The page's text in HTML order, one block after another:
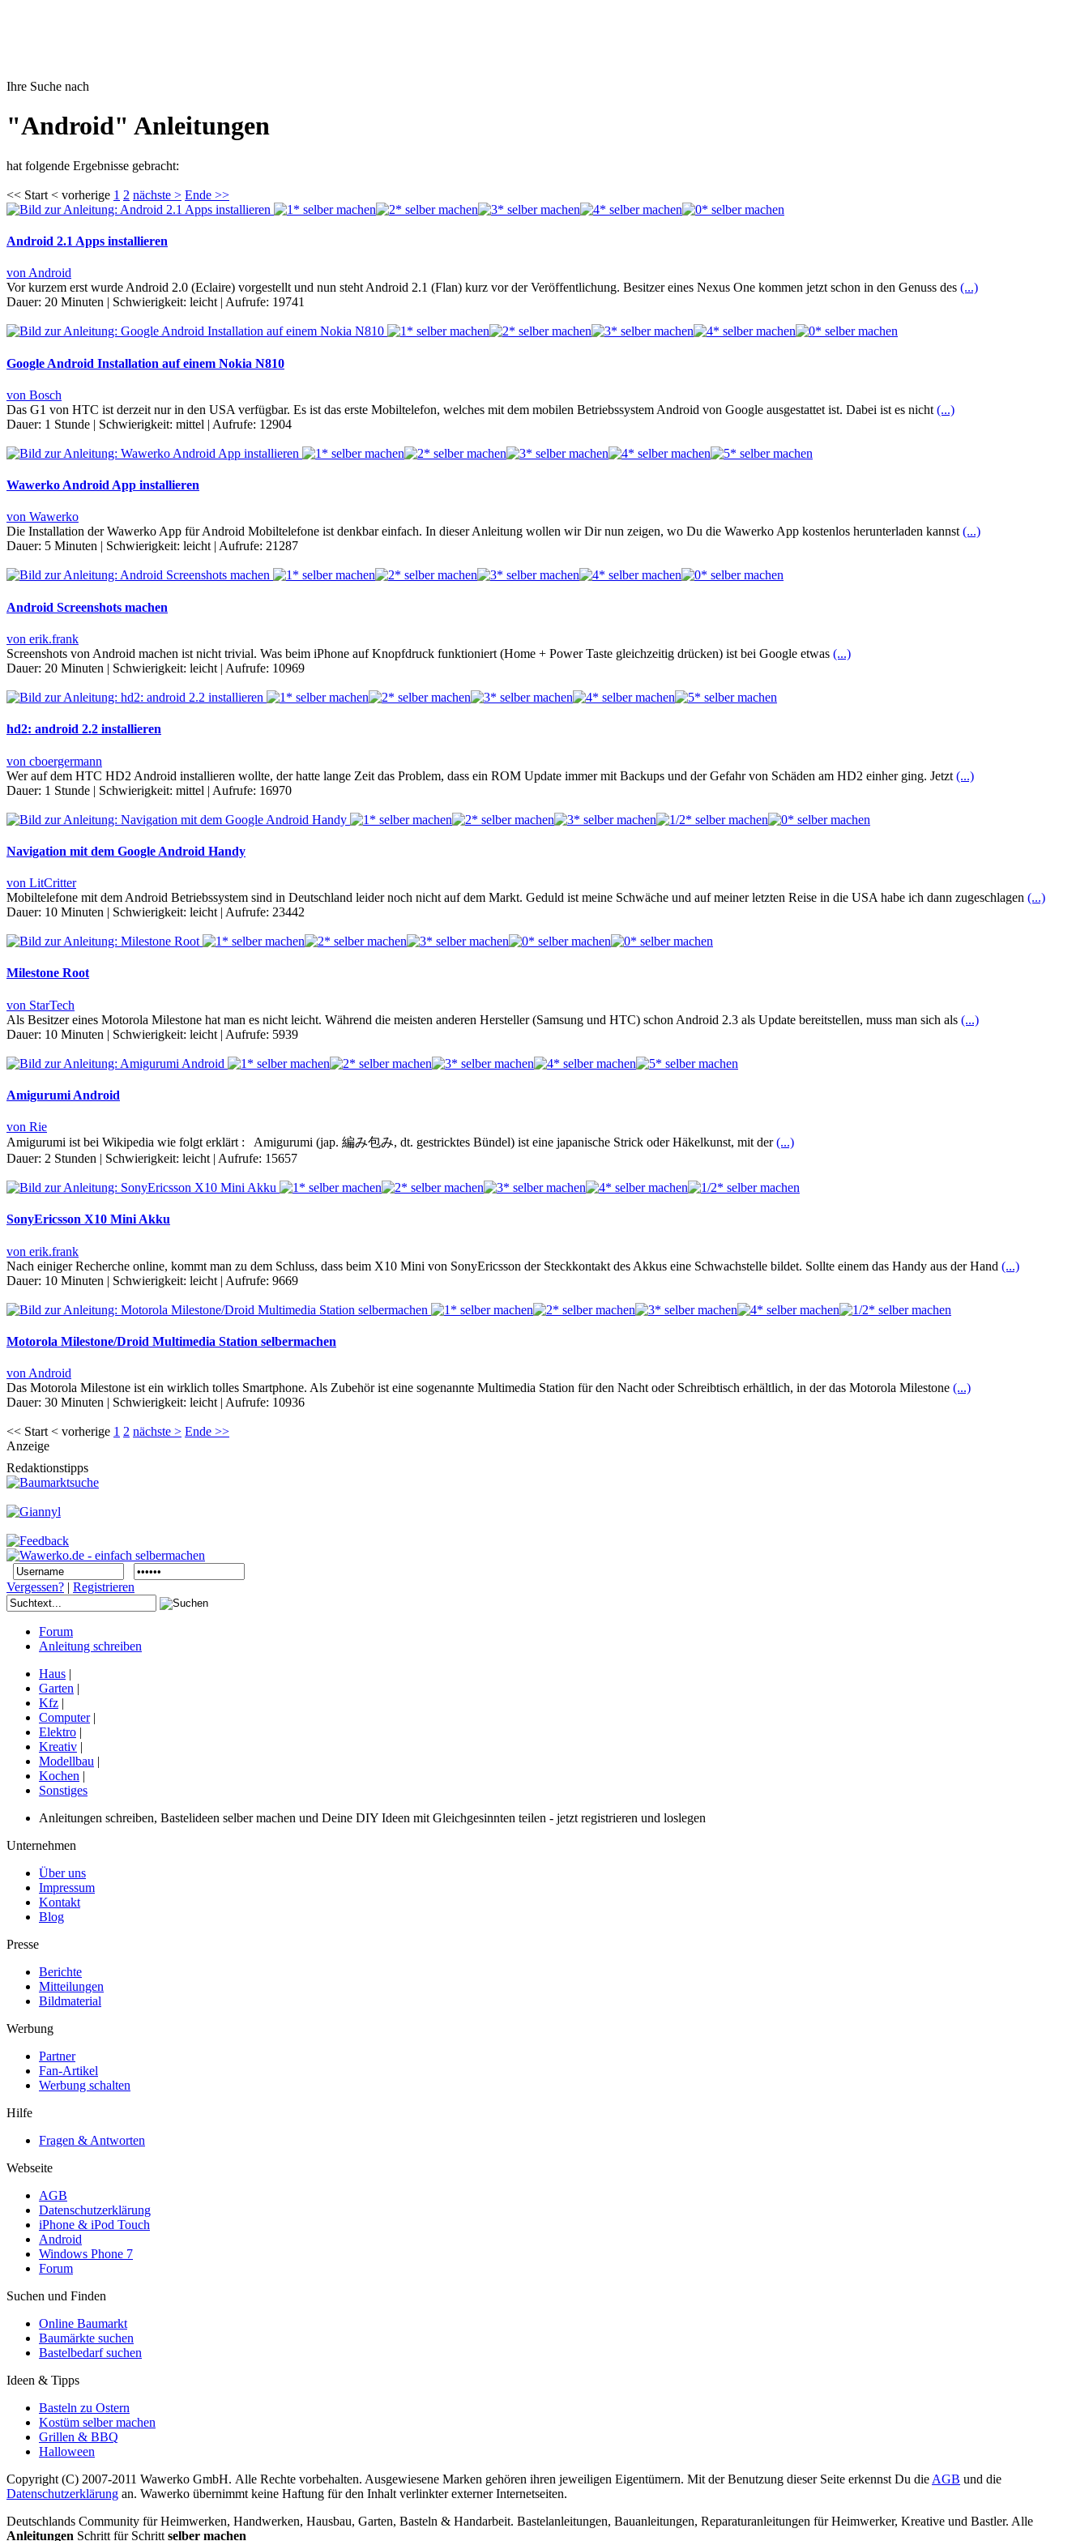
Ihre Suche nach
"Android" Anleitungen
hat folgende Ergebnisse gebracht:
<< Start < vorherige 1 2 nächste > Ende >>
Android 2.1 Apps installieren
von Android
Vor kurzem erst wurde Android 2.0 (Eclaire) vorgestellt und nun steht Android 2.1 (Flan) kurz vor der Veröffentlichung. Besitzer eines Nexus One kommen jetzt schon in den Genuss des (...)
Dauer: 20 Minuten | Schwierigkeit: leicht | Aufrufe: 19741
Google Android Installation auf einem Nokia N810
von Bosch
Das G1 von HTC ist derzeit nur in den USA verfügbar. Es ist das erste Mobiltelefon, welches mit dem mobilen Betriebssystem Android von Google ausgestattet ist. Dabei ist es nicht (...)
Dauer: 1 Stunde | Schwierigkeit: mittel | Aufrufe: 12904
Wawerko Android App installieren
von Wawerko
Die Installation der Wawerko App für Android Mobiltelefone ist denkbar einfach. In dieser Anleitung wollen wir Dir nun zeigen, wo Du die Wawerko App kostenlos herunterladen kannst(...)
Dauer: 5 Minuten Schwierigkeit: leicht Aufrufe: 21287
Android Screenshots machen
von erik.frank
Screenshots von Android machen ist nicht trivial. Was beim iPhone auf Knopfdruck funktioniert (Home + Power Taste gleichzeitig drücken) ist bei Google etwas (...)
Dauer: 20 Minuten | Schwierigkeit: leicht | Aufrufe: 10969
hd2: android 2.2 installieren
von cboergermann
Wer auf dem HTC HD2 Android installieren wollte, der hatte lange Zeit das Problem, dass ein ROM Update immer mit Backups und der Gefahr von Schäden am HD2 einher ging. Jetzt (...)
Dauer: 1 Stunde | Schwierigkeit: mittel | Aufrufe: 16970
Navigation mit dem Google Android Handy
von LitCritter
Mobiltelefone mit dem Android Betriebssystem sind in Deutschland leider noch nicht auf dem Markt. Geduld ist meine Schwäche und auf meiner letzten Reise in die USA habe ich dann zugeschlagen (...)
Dauer: 10 Minuten | Schwierigkeit: leicht | Aufrufe: 23442
Milestone Root
von StarTech
Als Besitzer eines Motorola Milestone hat man es nicht leicht. Während die meisten anderen Hersteller (Samsung und HTC) schon Android 2.3 als Update bereitstellen, muss man sich als (...)
Dauer: 10 Minuten | Schwierigkeit: leicht | Aufrufe: 5939
Amigurumi Android
von Rie
Amigurumi ist bei Wikipedia wie folgt erklärt : Amigurumi (jap. 編み包み, dt. gestricktes Bündel) ist eine japanische Strick oder Häkelkunst, mit der(...)
Dauer: 2 Stunden | Schwierigkeit: leicht | Aufrufe: 15657
SonyEricsson X10 Mini Akku
von erik.frank
Nach einiger Recherche online, kommt man zu dem Schluss, dass beim X10 Mini von SonyEricsson der Steckkontakt des Akkus eine Schwachstelle bildet. Sollte einem das Handy aus der Hand (...)
Dauer: 10 Minuten | Schwierigkeit: leicht | Aufrufe: 9669
Motorola Milestone/Droid Multimedia Station selbermachen
von Android
Das Motorola Milestone ist ein wirklich tolles Smartphone. Als Zubehör ist eine sogenannte Multimedia Station für den Nacht oder Schreibtisch erhältlich, in der das Motorola Milestone (...)
Dauer: 30 Minuten | Schwierigkeit: leicht | Aufrufe: 10936
<< Start < vorherige 1 2 nächste > Ende >>
Anzeige
Redaktionstipps
Vergessen? | Registrieren
Forum
Anleitung schreiben
Haus |
Garten |
Kfz |
Computer|
Elektro |
Kreativ |
Modellbau |
Kochen |
Sonstiges
Anleitungen schreiben, Bastelideen selber machen und Deine DIY Ideen mit Gleichgesinnten teilen - jetzt registrieren und loslegen
Unternehmen
Über uns
Impressum
Kontakt
Blog
Presse
Berichte
Mitteilungen
Bildmaterial
Werbung
Partner
Fan-Artikel
Werbung schalten
Hilfe
Fragen & Antworten
Webseite
AGB
Datenschutzerklärung
iPhone & iPod Touch
Android
Windows Phone 7
Forum
Suchen und Finden
Online Baumarkt
Baumärkte suchen
Bastelbedarf suchen
Ideen & Tipps
Basteln zu Ostern
Kostüm selber machen
Grillen & BBQ
Halloween
Copyright (C) 2007-2011 Wawerko GmbH. Alle Rechte vorbehalten. Ausgewiesene Marken gehören ihren jeweiligen Eigentümern. Mit der Benutzung dieser Seite erkennst Du die AGB und die
Datenschutzerklärung an. Wawerko übernimmt keine Haftung für den Inhalt verlinkter externer Internetseiten.
Deutschlands Community für Heimwerken, Handwerken, Hausbau, Garten, Basteln & Handarbeit. Bastelanleitungen, Bauanleitungen, Reparaturanleitungen für Heimwerker, Kreative und Bastler. Alle
Anleitungen Schritt für Schritt selber machen